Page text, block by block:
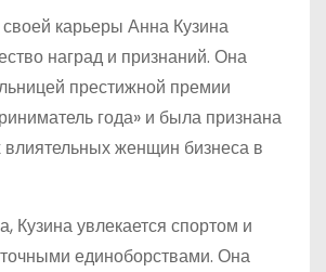
карьеры Анна Кузина
наград и признаний. Она
престижной премии
года» и была признана
женщин бизнеса в
Кузина увлекается спортом и
единоборствами. Она